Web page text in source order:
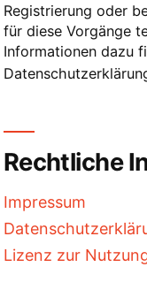
Registrierung oder
für diese Vorgänge
Informationen dazu
Rechtliche
Impressum
Lizenz zur